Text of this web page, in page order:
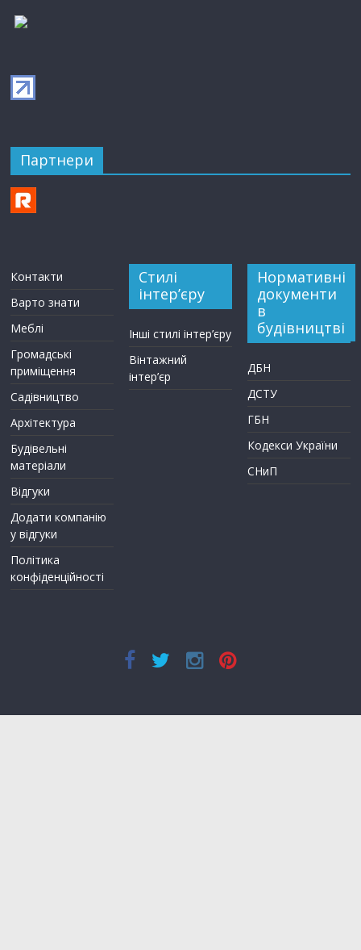
Партнери
Контакти
Варто знати
Меблі
Громадські
приміщення
Садівництво
Архітектура
Будівельні
матеріали
Відгуки
Додати компанію
у відгуки
Політика
конфіденційності
Стилі
інтер’єру
Інші стилі інтер’єру
Вінтажний
інтер’єр
Нормативні
документи
в
будівництві
ДБН
ДСТУ
ГБН
Кодекси України
СНиП